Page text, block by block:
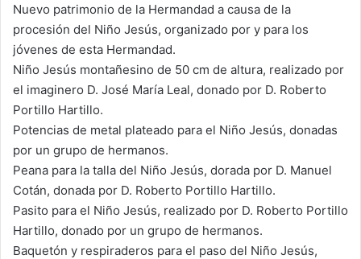
Nuevo patrimonio de la Hermandad a causa de la
procesión del Niño Jesús, organizado por y para los
jóvenes de esta Hermandad.
Niño Jesús montañesino de 50 cm de altura, realizado por
el imaginero D. José María Leal, donado por D. Roberto
Portillo Hartillo.
Potencias de metal plateado para el Niño Jesús, donadas
por un grupo de hermanos.
Peana para la talla del Niño Jesús, dorada por D. Manuel
Cotán, donada por D. Roberto Portillo Hartillo.
Pasito para el Niño Jesús, realizado por D. Roberto Portillo
Hartillo, donado por un grupo de hermanos.
Baquetón y respiraderos para el paso del Niño Jesús,